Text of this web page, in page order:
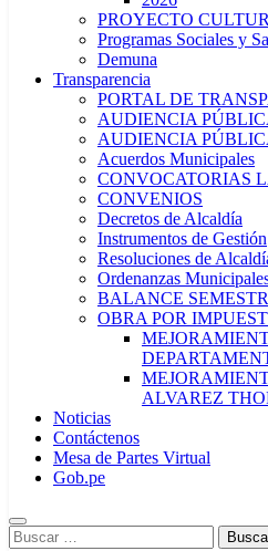
PROYECTO
Programas Sociales y
Demuna
Transparencia
PORTAL DE
AUDIENCIA
AUDIENCIA
Acuerdos Municipales
CONVOCATORIAS
CONVENIOS
Decretos de Alcaldía
Instrumentos de Gestión
Resoluciones de
Ordenanzas
BALANCE
OBRA POR
ALVAREZ
Noticias
Contáctenos
Mesa de Partes Virtual
Gob.pe
Buscar: